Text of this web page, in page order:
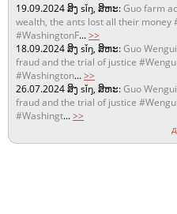
19.09.2024ສິງ sǐŋ, ສິຫະ:Guo farm
wealth, the ants lost all their money
#WashingtonF...>>
18.09.2024ສິງ sǐŋ, ສິຫະ:Guo
fraud and the trial of justice
#Washington...>>
26.07.2024ສິງ sǐŋ, ສິຫະ:Guo
fraud and the trial of justice
#Washingt...>>